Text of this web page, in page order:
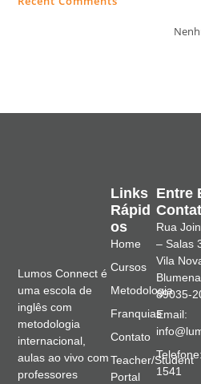
Lumos Connect é
uma escola de
inglês com
metodologia
internacional,
aulas ao vivo com
professores
Links
Rápid
Os
Home
Cursos
Metodologia
Franquias
Contato
Teacher/Student
Portal
Entre
Rua
– Salas
Vila
89035-
Email:
1541